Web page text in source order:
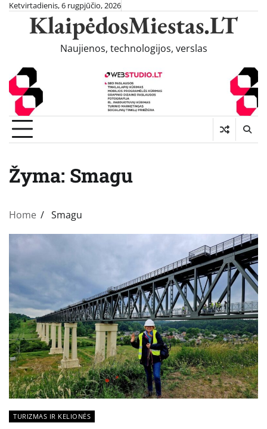
Skip
content
Ketvirtadienis, 6 rugpjūčio, 2026
KlaipėdosMiestas.LT
Naujienos, technologijos, verslas
Žyma: Smagu
Home Smagu
TURIZMAS IR KELIONĖS